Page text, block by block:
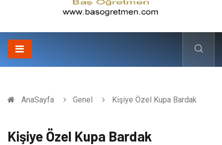
AnaSayfa Genel Kişiye Özel Kupa Bardak
Kişiye Özel Kupa Bardak